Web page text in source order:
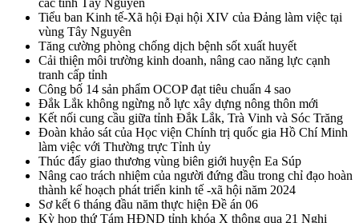
các tỉnh Tây Nguyên
Tiểu ban Kinh tế-Xã hội Đại hội XIV của Đảng làm việc tại
vùng Tây Nguyên
Tăng cường phòng chống dịch bệnh sốt xuất huyết
Cải thiện môi trường kinh doanh, nâng cao năng lực cạnh
tranh cấp tỉnh
Công bố 14 sản phẩm OCOP đạt tiêu chuẩn 4 sao
Đắk Lắk không ngừng nỗ lực xây dựng nông thôn mới
Kết nối cung cầu giữa tỉnh Đắk Lắk, Trà Vinh và Sóc Trăng
Đoàn khảo sát của Học viện Chính trị quốc gia Hồ Chí Minh
làm việc với Thường trực Tỉnh ủy
Thúc đẩy giao thương vùng biên giới huyện Ea Súp
Nâng cao trách nhiệm của người đứng đầu trong chỉ đạo hoàn
thành kế hoạch phát triển kinh tế -xã hội năm 2024
Sơ kết 6 tháng đầu năm thực hiện Đề án 06
Kỳ họp thứ Tám HĐND tỉnh khóa X thông qua 21 Nghị